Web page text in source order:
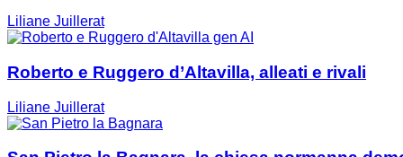
Liliane Juillerat
Roberto e Ruggero d’Altavilla, alleati e rivali
Liliane Juillerat